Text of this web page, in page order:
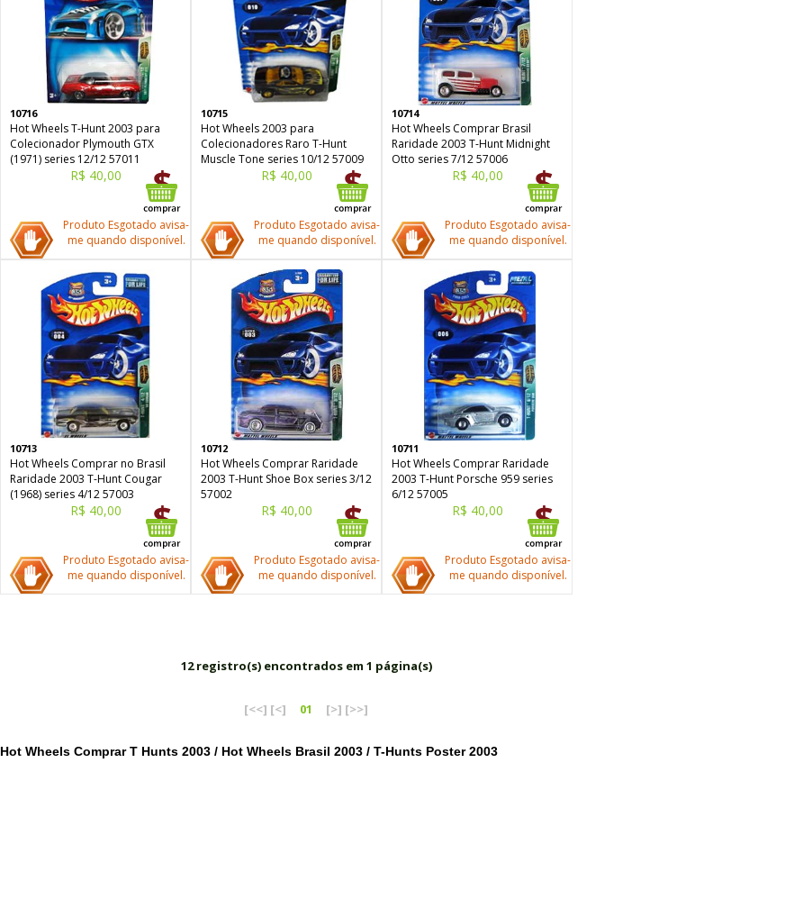
10716
Hot Wheels T-Hunt 2003 para
Colecionador Plymouth GTX
(1971) series 12/12 57011
R$ 40,00
Produto Esgotado avisa-
me quando disponível.
10715
Hot Wheels 2003 para
Colecionadores Raro T-Hunt
Muscle Tone series 10/12 57009
R$ 40,00
Produto Esgotado avisa-
me quando disponível.
10714
Hot Wheels Comprar Brasil
Raridade 2003 T-Hunt Midnight
Otto series 7/12 57006
R$ 40,00
Produto Esgotado avisa-
me quando disponível.
10713
Hot Wheels Comprar no Brasil
Raridade 2003 T-Hunt Cougar
(1968) series 4/12 57003
R$ 40,00
Produto Esgotado avisa-
me quando disponível.
10712
Hot Wheels Comprar Raridade
2003 T-Hunt Shoe Box series 3/12
57002
R$ 40,00
Produto Esgotado avisa-
me quando disponível.
10711
Hot Wheels Comprar Raridade
2003 T-Hunt Porsche 959 series
6/12 57005
R$ 40,00
Produto Esgotado avisa-
me quando disponível.
12 registro(s) encontrados em 1 página(s)
[<<] [<] 01 [>] [>>]
Hot Wheels Comprar T Hunts 2003 / Hot Wheels Brasil 2003 / T-Hunts Poster 2003